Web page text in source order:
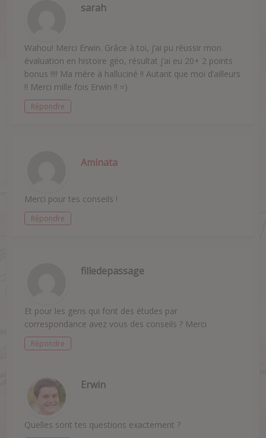
sarah
Wahou! Merci Erwin. Grâce à toi, j’ai pu réussir mon
évaluation en histoire géo, résultat j’ai eu 20+ 2 points
bonus !!!! Ma mère à halluciné !! Autant que moi d’ailleurs
!! Merci mille fois Erwin !! =)
Répondre
Aminata
Merci pour tes conseils !
Répondre
filledepassage
Et pour les gens qui font des études par
correspondance avez vous des conseils ? Merci
Répondre
Erwin
Quelles sont tes questions exactement ?